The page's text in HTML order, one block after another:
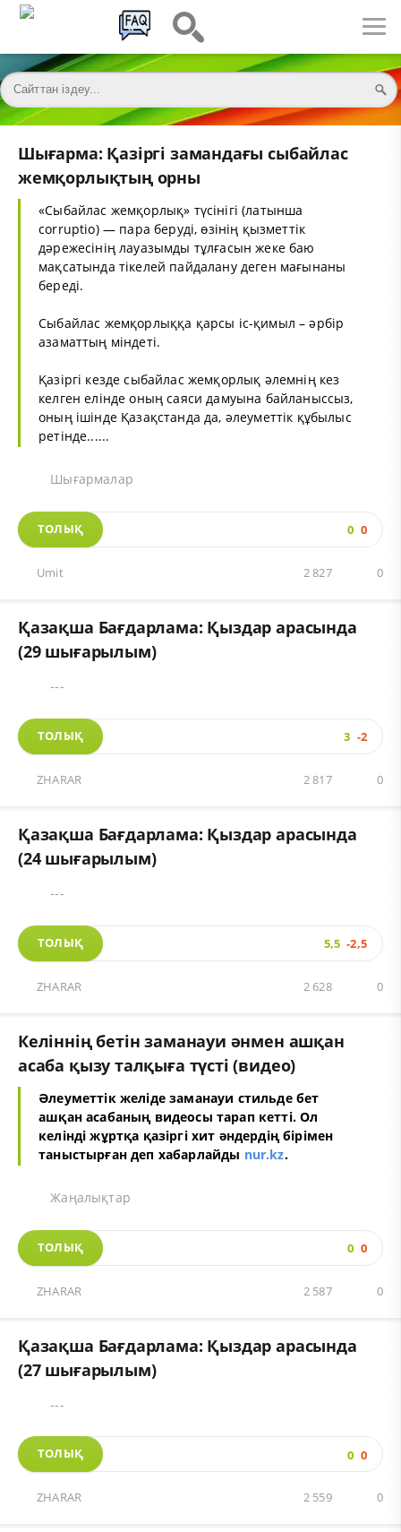
Шығарма: Қазіргі замандағы сыбайлас
жемқорлықтың орны
«Сыбайлас жемқорлық» түсінігі (латынша
corruptio) — пара беруді, өзінің қызметтік
дәрежесінің лауазымды тұлғасын жеке баю
мақсатында тікелей пайдалану деген мағынаны
береді.
Сыбайлас жемқорлыққа қарсы іс-қимыл – әрбір
азаматтың міндеті.
Қазіргі кезде сыбайлас жемқорлық әлемнің кез
келген елінде оның саяси дамуына байланыссыз,
оның ішінде Қазақстанда да, әлеуметтік құбылыс
ретінде......
Шығармалар
ТОЛЫҚ 0 0
Umit 0
2 827
Қазақша Бағдарлама: Қыздар арасында
(29 шығарылым)
---
ТОЛЫҚ 3 -2
ZHARAR 0
2 817
Қазақша Бағдарлама: Қыздар арасында
(24 шығарылым)
---
ТОЛЫҚ 5,5 -2,5
ZHARAR 0
2 628
Келіннің бетін заманауи әнмен ашқан
асаба қызу талқыға түсті (видео)
Әлеуметтік желіде заманауи стильде бет
ашқан асабаның видеосы тарап кетті. Ол
келінді жұртқа қазіргі хит әндердің бірімен
таныстырған деп хабарлайды nur.kz.
Жаңалықтар
ТОЛЫҚ 0 0
ZHARAR 0
2 587
Қазақша Бағдарлама: Қыздар арасында
(27 шығарылым)
---
ТОЛЫҚ 0 0
ZHARAR 0
2 559